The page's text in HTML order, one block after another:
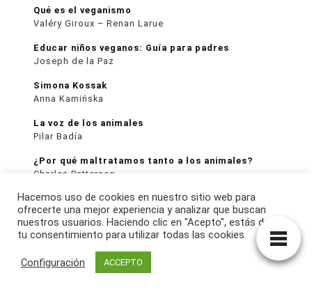
Qué es el veganismo
Valéry Giroux – Renan Larue
Educar niños veganos: Guía para padres
Joseph de la Paz
Simona Kossak
Anna Kamińska
La voz de los animales
Pilar Badía
¿Por qué maltratamos tanto a los animales?
Charles Patterson
Endangered
Tim Flach
Slaughterhouse
Hacia un futuro vegano
Hacemos uso de cookies en nuestro sitio web para
ofrecerte una mejor experiencia y analizar que buscan
nuestros usuarios. Haciendo clic en "Acepto", estás dando
tu consentimiento para utilizar todas las cookies.
Configuración ACCEPTO